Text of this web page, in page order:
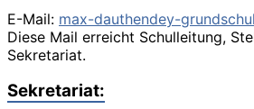
E-Mail: max-dauthendey-
Diese Mail erreicht Schulleitung,
Sekretariat.
Sekretariat: